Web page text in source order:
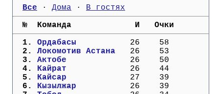
Кубок Европы (отбор)
Лига Наций
Все · Дома ·
В гостях
  №  Команда             И   Очки
  1.
Ордабасы
  26    58
  2.
Локомотив Астана
  26    53
  3.
Актобе
  26    50
  4.
Кайрат
  26    44
  5.
Кайсар
  27    39
  6.
Кызылжар
  26    39